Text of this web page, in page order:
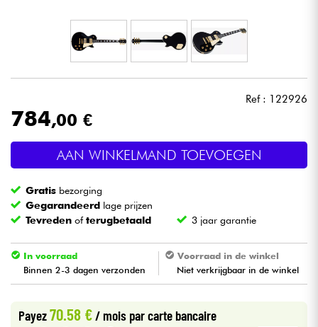
Microfoon
Live Sound
Licht
Drums & percussie
Viool & Quatuor
Kinderen
Ref : 122926
784,00 €
AAN WINKELMAND TOEVOEGEN
Gratis bezorging
Gegarandeerd lage prijzen
Tevreden ofterugbetaald 3 jaar garantie
In voorraad
Binnen 2-3 dagen verzonden
Voorraad in de winkel
Niet verkrijgbaar in de winkel
Payez70.58 €/ mois par carte bancaire